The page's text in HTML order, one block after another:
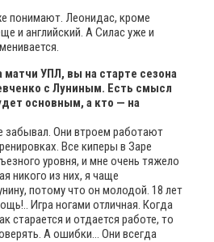
понимают. Леонидас, кроме
и английский. А Силас уже и
УПЛ, вы на старте сезона
с Луниным. Есть смысл
основным, а кто — на
забывал. Они втроем работают
Все киперы в Заре
уровня, и мне очень тяжело
никого из них, я чаще
потому что он молодой. 18 лет
Игра ногами отличная. Когда
старается и отдается работе, то
А ошибки… Они всегда